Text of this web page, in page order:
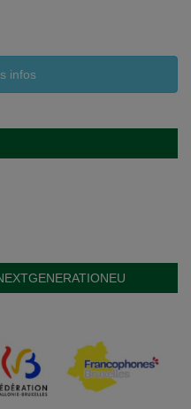
infos